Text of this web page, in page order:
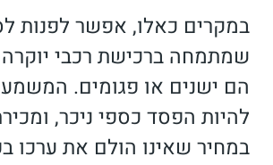
במקרים כאלו, אפשר לפנות
שמתמחה ברכישת רכבי
הם ישנים או פגומים.
להיות הפסד כספי ניכר,
במחיר שאינו הולם את ערכו